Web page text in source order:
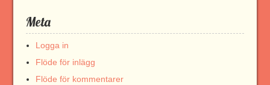
Meta
Logga in
Flöde för inlägg
Flöde för kommentarer